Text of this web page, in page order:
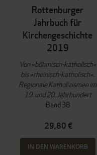
Rottenburger
Jahrbuch für
Kirchengeschichte
2019
Von »böhmisch-katholisch«
bis »rheinisch-katholisch«.
Regionale Katholizismen im
19. und 20. Jahrhundert
Band 38
29,80 €
IN DEN WARENKORB